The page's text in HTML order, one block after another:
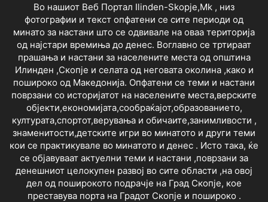
Во нашиот Веб Портал Ilinden-Skopje,Mk , низ
фотографии и текст опфатени се сите периоди од
минато за настани што се одвивале на оваа територија
од најстари времиња до денес. Воглавно се тртираат
прашања и настани за населените места од општина
Илинден ,Скопје и селата од неговата околина ,како и
пошироко од Македонија. Опфатени се теми и настани
поврзани со историјатот на населените места,верските
објекти,економијата,сообраќајот,образованието,
културата,спортот,верувања и обичаите,занимливости ,
знаменитости,детските игри во минатото и други теми
кои се практикувале во минатото и денес . Исто така, ќе
се објавуваат актуелни теми и настани ,поврзани за
денешниот целокупен развој во сите области ,на овој
дел од поширокото подрачје на Град Скопје, кое
преставува порта на Градот Скопје и пошироко .